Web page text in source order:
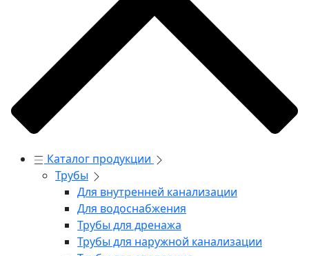
Каталог продукции
Трубы
Для внутренней канализации
Для водоснабжения
Трубы для дренажа
Трубы для наружной канализации